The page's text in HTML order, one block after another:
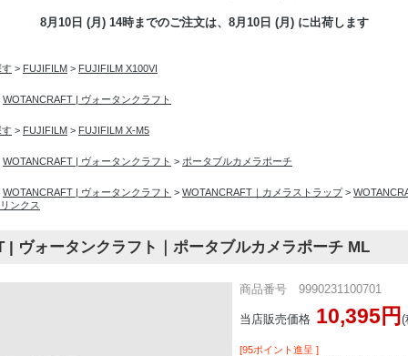
8月10日 (月) 14時までのご注文は、 8月10日 (月) に出荷します
す > FUJIFILM > FUJIFILM X100VI
WOTANCRAFT | ヴォータンクラフト
す > FUJIFILM > FUJIFILM X-M5
WOTANCRAFT | ヴォータンクラフト > ポータブルカメラポーチ
WOTANCRAFT | ヴォータンクラフト > WOTANCRAFT｜カメラストラップ>
ンクス
| ヴォータンクラフト｜ポータブルカメラポーチ ML
商品番号 9990231100701
当店販売価格 10,395円(
[95ポイント進呈 ]